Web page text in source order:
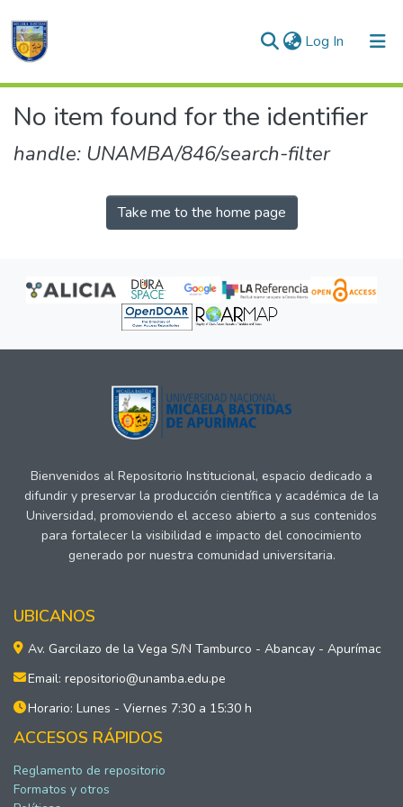
Log In (current)
Communities & Collections
No item found for the identifier
handle: UNAMBA/846/search-filter
Take me to the home page
Bienvenidos al Repositorio Institucional, espacio dedicado a
difundir y preservar la producción científica y académica de la
Universidad, promoviendo el acceso abierto a sus contenidos
para fortalecer la visibilidad e impacto del conocimiento
generado por nuestra comunidad universitaria.
UBICANOS
Av. Garcilazo de la Vega S/N Tamburco - Abancay - Apurímac
Email: repositorio@unamba.edu.pe
Horario: Lunes - Viernes 7:30 a 15:30 h
ACCESOS RÁPIDOS
Reglamento de repositorio
Formatos y otros